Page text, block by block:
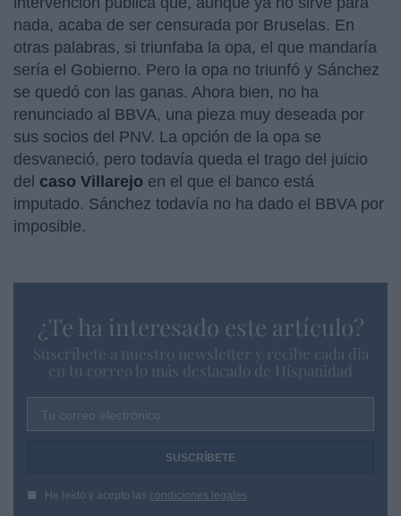
nada, acaba de ser censurada por Bruselas. En
otras palabras, si triunfaba la opa, el que mandaría
sería el Gobierno. Pero la opa no triunfó y Sánchez
se quedó con las ganas. Ahora bien, no ha
renunciado al BBVA, una pieza muy deseada por
sus socios del PNV. La opción de la opa se
desvaneció, pero todavía queda el trago del juicio
del caso Villarejo en el que el banco está
imputado. Sánchez todavía no ha dado el BBVA por
imposible.
¿Te ha interesado este artículo?
Suscríbete a nuestro newsletter y recibe cada dia
en tu correo lo más destacado de Hispanidad
Tu correo electrónico...
He leído y acepto las condiciones legales